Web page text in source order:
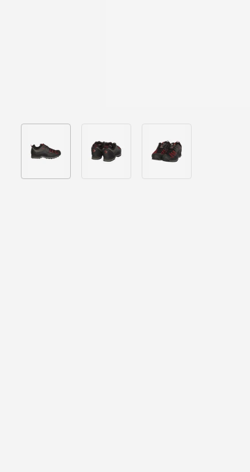
Bild 1 in Galerieansicht laden